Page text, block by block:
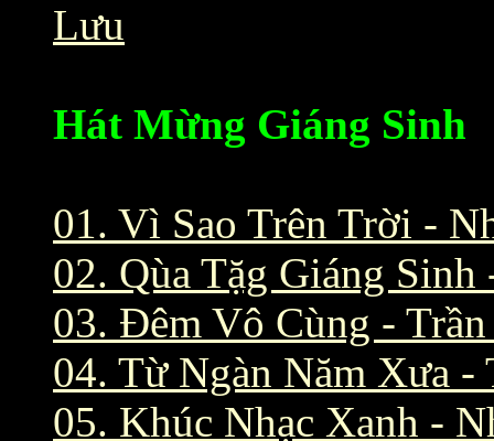
Lưu
Hát Mừng Giáng Sinh
01. Vì Sao Trên Trời -
02. Qùa Tặg Giáng
03. Đêm Vô Cùng -
04. Từ Ngàn Năm Xưa -
05. Khúc Nhạc Xanh -